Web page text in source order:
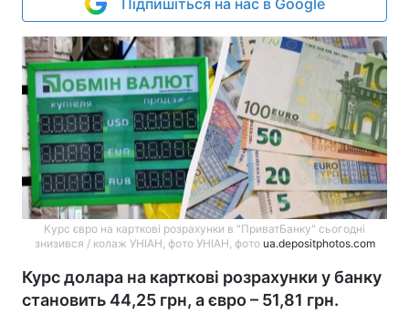
Підпишіться на нас в Google
Курс євро на карткові розрахунки в "ПриватБанку" сьогодні
знизився / колаж УНІАН, фото УНІАН, фото ua.depositphotos.com
Курс долара на карткові розрахунки у банку
становить 44,25 грн, а євро – 51,81 грн.